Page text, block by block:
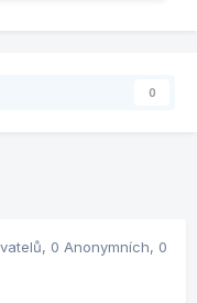
0
, 0 Anonymních, 0